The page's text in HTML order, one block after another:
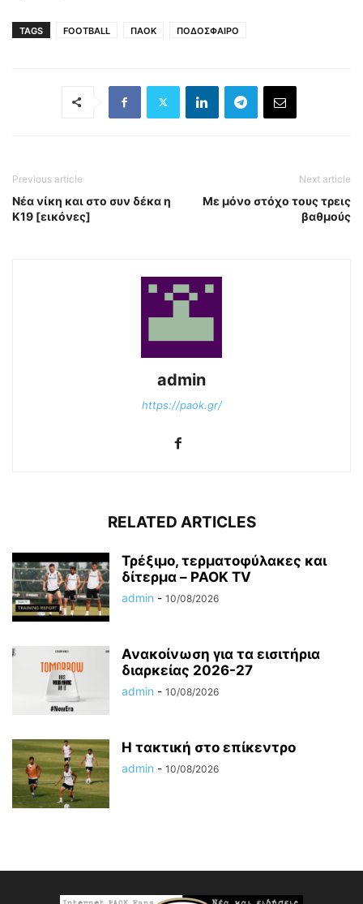
TAGS FOOTBALL ΠΑΟΚ ΠΟΔΟΣΦΑΙΡΟ
Previous article
Νέα νίκη και στο συν δέκα η
Κ19 [εικόνες]
Next article
Με μόνο στόχο τους τρεις
βαθμούς
admin
https://paok.gr/
RELATED ARTICLES
Τρέξιμο, τερματοφύλακες και
δίτερμα – PAOK TV
admin - 10/08/2026
Ανακοίνωση για τα εισιτήρια
διαρκείας 2026-27
admin - 10/08/2026
Η τακτική στο επίκεντρο
admin - 10/08/2026